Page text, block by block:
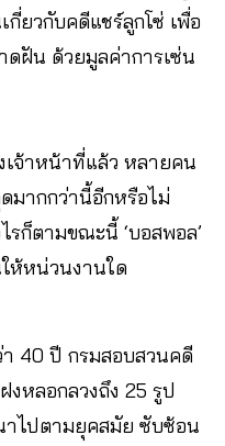
ยวกับคดีแชร์ลูกโซ่ เพื่อ
ดฝัน ด้วยมูลค่าการเซ่น
เจ้าหน้าที่แล้ว หลายคน
มากกว่านี้อีกหรือไม่
ก็ตามขณะนี้ ‘บอสพอล’
ห้หน่วนงานใด
40 ปี กรมสอบสวนคดี
หลอกลวงถึง 25 รูป
าไปตามยุคสมัย ซับซ้อน